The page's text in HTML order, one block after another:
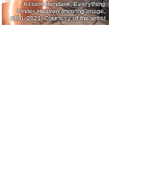
Assem Hendawi, Everything
Under Heaven (moving image,
still), 2021. Courtesy of the artist